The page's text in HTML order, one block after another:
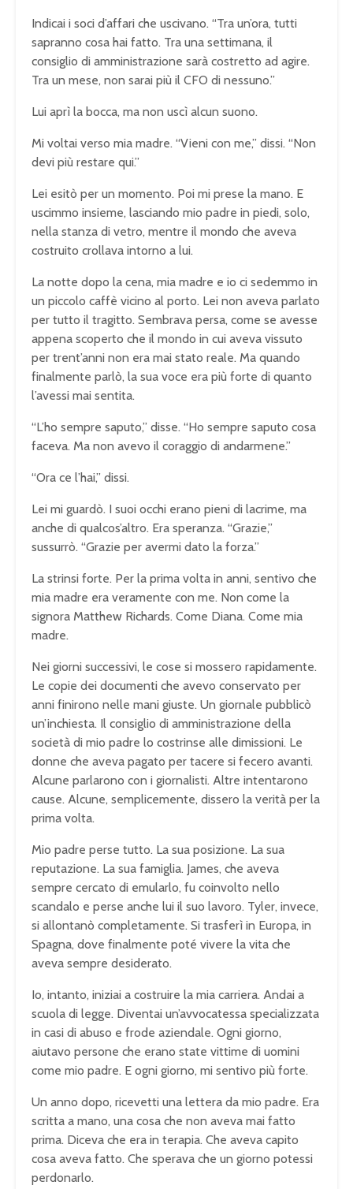
Indicai i soci d’affari che uscivano. “Tra un’ora, tutti
sapranno cosa hai fatto. Tra una settimana, il
consiglio di amministrazione sarà costretto ad agire.
Tra un mese, non sarai più il CFO di nessuno.”
Lui aprì la bocca, ma non uscì alcun suono.
Mi voltai verso mia madre. “Vieni con me,” dissi. “Non
devi più restare qui.”
Lei esitò per un momento. Poi mi prese la mano. E
uscimmo insieme, lasciando mio padre in piedi, solo,
nella stanza di vetro, mentre il mondo che aveva
costruito crollava intorno a lui.
La notte dopo la cena, mia madre e io ci sedemmo in
un piccolo caffè vicino al porto. Lei non aveva parlato
per tutto il tragitto. Sembrava persa, come se avesse
appena scoperto che il mondo in cui aveva vissuto
per trent’anni non era mai stato reale. Ma quando
finalmente parlò, la sua voce era più forte di quanto
l’avessi mai sentita.
“L’ho sempre saputo,” disse. “Ho sempre saputo cosa
faceva. Ma non avevo il coraggio di andarmene.”
“Ora ce l’hai,” dissi.
Lei mi guardò. I suoi occhi erano pieni di lacrime, ma
anche di qualcos’altro. Era speranza. “Grazie,”
sussurrò. “Grazie per avermi dato la forza.”
La strinsi forte. Per la prima volta in anni, sentivo che
mia madre era veramente con me. Non come la
signora Matthew Richards. Come Diana. Come mia
madre.
Nei giorni successivi, le cose si mossero rapidamente.
Le copie dei documenti che avevo conservato per
anni finirono nelle mani giuste. Un giornale pubblicò
un’inchiesta. Il consiglio di amministrazione della
società di mio padre lo costrinse alle dimissioni. Le
donne che aveva pagato per tacere si fecero avanti.
Alcune parlarono con i giornalisti. Altre intentarono
cause. Alcune, semplicemente, dissero la verità per la
prima volta.
Mio padre perse tutto. La sua posizione. La sua
reputazione. La sua famiglia. James, che aveva
sempre cercato di emularlo, fu coinvolto nello
scandalo e perse anche lui il suo lavoro. Tyler, invece,
si allontanò completamente. Si trasferì in Europa, in
Spagna, dove finalmente poté vivere la vita che
aveva sempre desiderato.
Io, intanto, iniziai a costruire la mia carriera. Andai a
scuola di legge. Diventai un’avvocatessa specializzata
in casi di abuso e frode aziendale. Ogni giorno,
aiutavo persone che erano state vittime di uomini
come mio padre. E ogni giorno, mi sentivo più forte.
Un anno dopo, ricevetti una lettera da mio padre. Era
scritta a mano, una cosa che non aveva mai fatto
prima. Diceva che era in terapia. Che aveva capito
cosa aveva fatto. Che sperava che un giorno potessi
perdonarlo.